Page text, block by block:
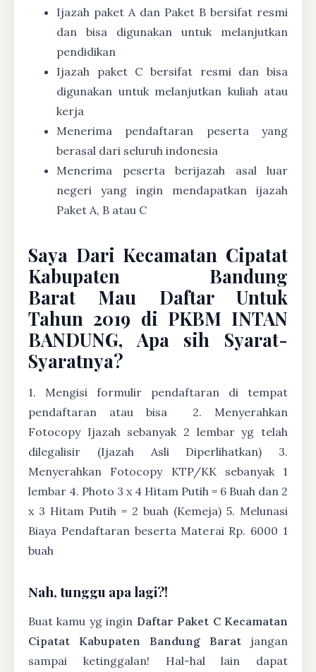
Ijazah paket A dan Paket B bersifat resmi
dan bisa digunakan untuk melanjutkan
pendidikan
Ijazah paket C bersifat resmi dan bisa
digunakan untuk melanjutkan kuliah atau
kerja
Menerima pendaftaran peserta yang
berasal dari seluruh indonesia
Menerima peserta berijazah asal luar
negeri yang ingin mendapatkan ijazah
Paket A, B atau C
Saya Dari Kecamatan Cipatat
Kabupaten Bandung
Barat Mau Daftar Untuk
Tahun 2019 di PKBM INTAN
BANDUNG, Apa sih Syarat-
Syaratnya?
1. Mengisi formulir pendaftaran di tempat
pendaftaran atau bisa
2. Menyerahkan
Fotocopy Ijazah sebanyak 2 lembar yg telah
dilegalisir (Ijazah Asli Diperlihatkan) 3.
Menyerahkan Fotocopy KTP/KK sebanyak 1
lembar 4. Photo 3 x 4 Hitam Putih = 6 Buah dan 2
x 3 Hitam Putih = 2 buah (Kemeja) 5. Melunasi
Biaya Pendaftaran beserta Materai Rp. 6000 1
buah
Nah, tunggu apa lagi?!
Buat kamu yg ingin Daftar Paket C Kecamatan
Cipatat Kabupaten Bandung Barat jangan
sampai ketinggalan! Hal-hal lain dapat